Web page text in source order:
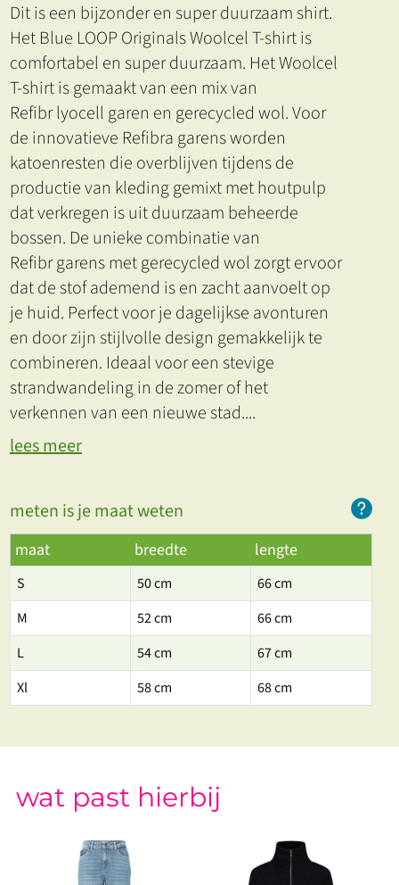
Dit is een bijzonder en super duurzaam shirt.
Het Blue LOOP Originals Woolcel T-shirt is
comfortabel en super duurzaam. Het Woolcel
T-shirt is gemaakt van een mix van
Refibr lyocell garen en gerecycled wol. Voor
de innovatieve Refibra garens worden
katoenresten die overblijven tijdens de
productie van kleding gemixt met houtpulp
dat verkregen is uit duurzaam beheerde
bossen. De unieke combinatie van
Refibr garens met gerecycled wol zorgt ervoor
dat de stof ademend is en zacht aanvoelt op
je huid. Perfect voor je dagelijkse avonturen
en door zijn stijlvolle design gemakkelijk te
combineren. Ideaal voor een stevige
strandwandeling in de zomer of het
verkennen van een nieuwe stad....
lees meer
meten is je maat weten
maat breedte lengte
S 50 cm
66 cm
M
52 cm
66 cm
L
54 cm
67 cm
Xl
58 cm 68 cm
wat past hierbij